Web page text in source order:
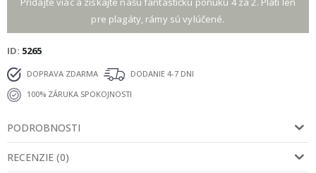
pre plagáty, rámy sú vylúčené.
ID 5265
DOPRAVA ZDARMA
DODANIE 4-7 DNI
100% ZÁRUKA SPOKOJNOSTI
PODROBNOSTI
RECENZIE (0)